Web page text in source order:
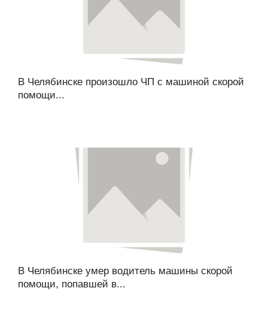
В Челябинске произошло ЧП с машиной скорой
помощи...
В Челябинске умер водитель машины скорой
помощи, попавшей в...